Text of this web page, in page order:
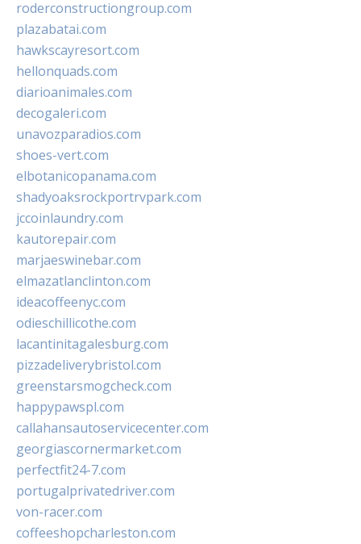
roderconstructiongroup.com
plazabatai.com
hawkscayresort.com
hellonquads.com
diarioanimales.com
decogaleri.com
unavozparadios.com
shoes-vert.com
elbotanicopanama.com
shadyoaksrockportrvpark.com
jccoinlaundry.com
kautorepair.com
marjaeswinebar.com
elmazatlanclinton.com
ideacoffeenyc.com
odieschillicothe.com
lacantinitagalesburg.com
pizzadeliverybristol.com
greenstarsmogcheck.com
happypawspl.com
callahansautoservicecenter.com
georgiascornermarket.com
perfectfit24-7.com
portugalprivatedriver.com
von-racer.com
coffeeshopcharleston.com